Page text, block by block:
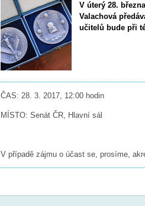
V úterý 28.
Valachová
učitelů bude při
ČAS: 28. 3. 2017, 12:00 hodin
MÍSTO: Senát ČR, Hlavní sál
V případě zájmu o účast se, prosíme,